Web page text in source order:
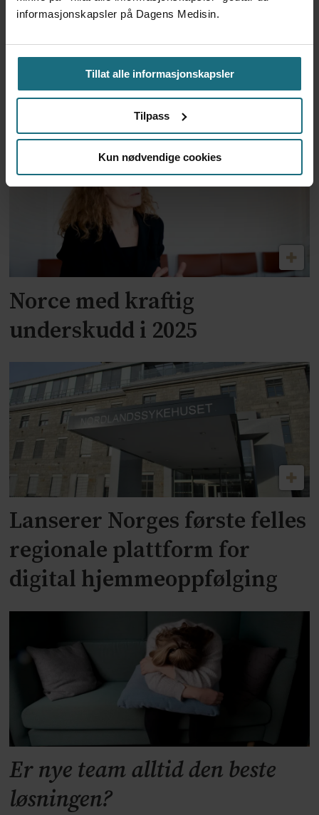
informasjonskapsler på Dagens Medisin.
Tillat alle informasjonskapsler
Tilpass
Kun nødvendige cookies
Støre: – Fra 2027 skal menn
som har sex med menn
kunne gi blod
Norce med kraftig
underskudd i 2025
Lanserer Norges første felles
regionale plattform for
digital hjemmeoppfølging
Er nye team alltid den beste
løsningen?